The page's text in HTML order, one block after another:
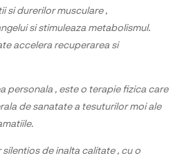
si durerilor musculare ,
si stimuleaza metabolismul.
accelera recuperarea si
personala , este o terapie fizica care
de sanatate a tesuturilor moi ale
de inalta calitate , cu o